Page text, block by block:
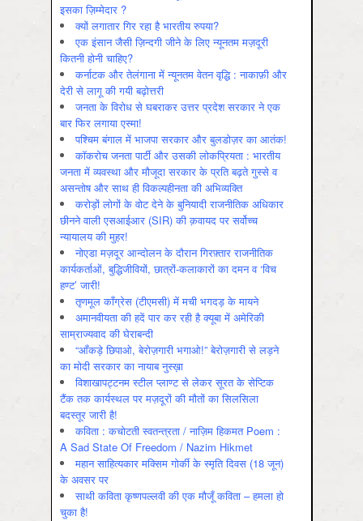
इसका ज़िम्मेदार ?
क्यों लगातार गिर रहा है भारतीय रुपया?
एक इंसान जैसी ज़िन्दगी जीने के लिए न्यूनतम मज़दूरी
कितनी होनी चाहिए?
कर्नाटक और तेलंगाना में न्यूनतम वेतन वृद्धि : नाकाफ़ी और
देरी से लागू की गयी बढ़ोत्तरी
जनता के विरोध से घबराकर उत्तर प्रदेश सरकार ने एक
बार फिर लगाया एस्मा!
पश्चिम बंगाल में भाजपा सरकार और बुलडोज़र का आतंक!
कॉकरोच जनता पार्टी और उसकी लोकप्रियता : भारतीय
जनता में व्‍यवस्‍था और मौजूदा सरकार के प्रति बढ़ते गुस्‍से व
असन्‍तोष और साथ ही विकल्‍पहीनता की अभिव्‍यक्ति
करोड़ों लोगों के वोट देने के बुनियादी राजनीतिक अधिकार
छीनने वाली एसआईआर (SIR) की क़वायद पर सर्वोच्च
न्यायालय की मुहर!
नोएडा मज़दूर आन्दोलन के दौरान गिरफ़्तार राजनीतिक
कार्यकर्ताओं, बुद्धिजीवियों, छात्रों-कलाकारों का दमन व ‘विच
हण्ट’ जारी!
तृणमूल काँग्रेस (टीएमसी) में मची भगदड़ के मायने
अमानवीयता की हदें पार कर रही है क्यूबा में अमेरिकी
साम्राज्यवाद की घेराबन्दी
“आँकड़े छिपाओ, बेरोज़गारी भगाओ!” बेरोज़गारी से लड़ने
का मोदी सरकार का नायाब नुस्ख़ा
विशाखापट्टनम स्टील प्लाण्ट से लेकर सूरत के सेप्टिक
टैंक तक कार्यस्थल पर मज़दूरों की मौतों का सिलसिला
बदस्तूर जारी है!
कविता : कचोटती स्वतन्त्रता / नाज़िम हिकमत Poem :
A Sad State Of Freedom / Nazim Hikmet
महान साहित्यकार मक्सिम गोर्की के स्मृति दिवस (18 जून)
के अवसर पर
साथी कविता कृष्णपल्लवी की एक मौजूँ कविता – हमला हो
चुका है!